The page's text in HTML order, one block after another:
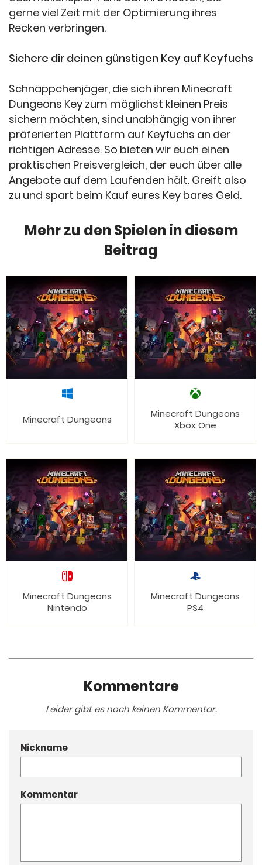
gerne viel Zeit mit der Optimierung ihres
Recken verbringen.
Sichere dir deinen günstigen Key auf Keyfuchs
Schnäppchenjäger, die sich ihren Minecraft
Dungeons Key zum möglichst kleinen Preis
sichern möchten, sind unabhängig von ihrer
präferierten Plattform auf Keyfuchs an der
richtigen Adresse. So bieten wir euch einen
praktischen Preisvergleich, der euch über alle
Angebote auf dem Laufenden hält. Greift also
zu und spart beim Kauf eures Key bares Geld.
Mehr zu den Spielen in diesem
Beitrag
Minecraft Dungeons
Minecraft Dungeons
Xbox One
Minecraft Dungeons
Nintendo
Minecraft Dungeons
PS4
Kommentare
Leider gibt es noch keinen Kommentar.
Nickname
Kommentar